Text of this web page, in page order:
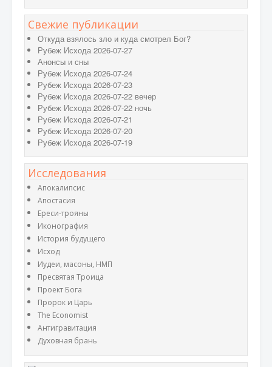
Свежие публикации
Откуда взялось зло и куда смотрел Бог?
Рубеж Исхода 2026-07-27
Анонсы и сны
Рубеж Исхода 2026-07-24
Рубеж Исхода 2026-07-23
Рубеж Исхода 2026-07-22 вечер
Рубеж Исхода 2026-07-22 ночь
Рубеж Исхода 2026-07-21
Рубеж Исхода 2026-07-20
Рубеж Исхода 2026-07-19
Исследования
Апокалипсис
Апостасия
Ереси-трояны
Иконография
История будущего
Исход
Иудеи, масоны, НМП
Пресвятая Троица
Проект Бога
Пророк и Царь
The Economist
Антигравитация
Духовная брань